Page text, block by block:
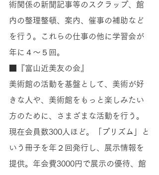
術関係の新聞記事等のスクラップ、館
内の整理整頓、案内、催事の補助など
を行う。これらの仕事の他に学習会が
年に４〜５回。
■『富山近美友の会』
美術館の活動を基盤として、美術が好
きな人や、美術館をもっと楽しみたい
方のために、さまざまな活動を行う。
現在会員数300人ほど。「プリズム」と
いう冊子を年２回発行し、展示情報を
提供。年会費3000円で展示の優待、館